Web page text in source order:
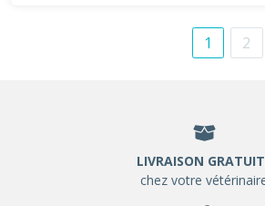
1 2
LIVRAISON
chez votre